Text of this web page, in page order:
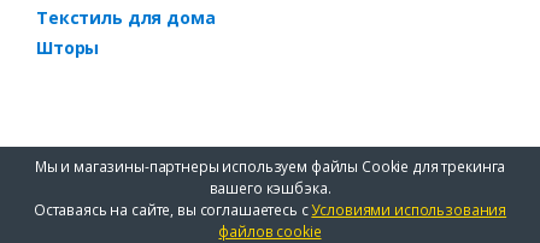
Текстиль для дома
Шторы
Мы и магазины-партнеры используем файлы Cookie для трекинга
вашего кэшбэка.
Оставаясь на сайте, вы соглашаетесь сУсловиями использования
файлов cookie